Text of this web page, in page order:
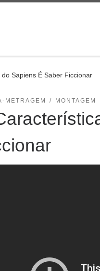
Sapiens É Saber Ficcionar
METRAGEM MONTAGEM